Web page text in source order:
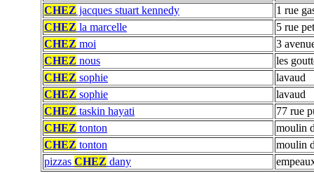
CHEZ jacques stuart kennedy
1 rue
CHEZ la marcelle
5 rue
CHEZ moi
3
CHEZ nous
les
CHEZ sophie
lavaud
CHEZ sophie
lavaud
CHEZ taskin hayati
77 rue
CHEZ tonton
moulin
CHEZ tonton
moulin
pizzas CHEZ dany